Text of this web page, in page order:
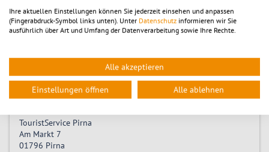
Montag 28.09.2026, 14:00
Montag 05.10.2026, 14:00
Montag 12.10.2026, 14:00
Location
TouristService Pirna
Am Markt 7
01796 Pirna
Ihre aktuellen Einstellungen können Sie jederzeit einsehen und anpassen
(Fingerabdruck-Symbol links unten). Unter Datenschutz informieren wir Sie
ausführlich über Art und Umfang der Datenverarbeitung sowie Ihre Rechte.
Alle akzeptieren
Einstellungen öffnen Alle ablehnen